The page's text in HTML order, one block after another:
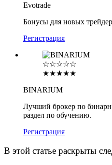
Evotrade
Бонусы для новых
Регистрация
☆☆☆☆☆
★★★★★
BINARIUM
Лучший брокер по
раздел по обучению.
Регистрация
В этой статье раскрыты